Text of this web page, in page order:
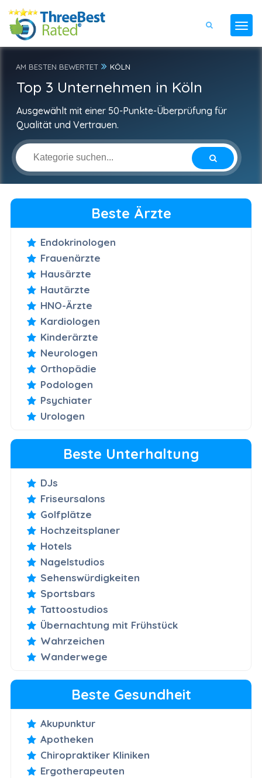
AM BESTEN BEWERTET KÖLN
Top 3 Unternehmen in Köln
Ausgewählt mit einer 50-Punkte-Überprüfung für
Qualität und Vertrauen.
Beste Ärzte
Endokrinologen
Frauenärzte
Hausärzte
Hautärzte
HNO-Ärzte
Kardiologen
Kinderärzte
Neurologen
Orthopädie
Podologen
Psychiater
Urologen
Beste Unterhaltung
DJs
Friseursalons
Golfplätze
Hochzeitsplaner
Hotels
Nagelstudios
Sehenswürdigkeiten
Sportsbars
Tattoostudios
Übernachtung mit Frühstück
Wahrzeichen
Wanderwege
Beste Gesundheit
Akupunktur
Apotheken
Chiropraktiker Kliniken
Ergotherapeuten